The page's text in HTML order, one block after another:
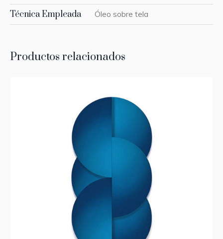
Técnica Empleada Óleo sobre tela
Productos relacionados